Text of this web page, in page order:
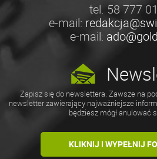
tel. 58 777
e-mail:
e-mail:
Zapisz się do newslettera. Zawsze na
newsletter zawierający najważniejsze
będziesz mógł anulować
KLIKNIJ I WYPEŁNIJ